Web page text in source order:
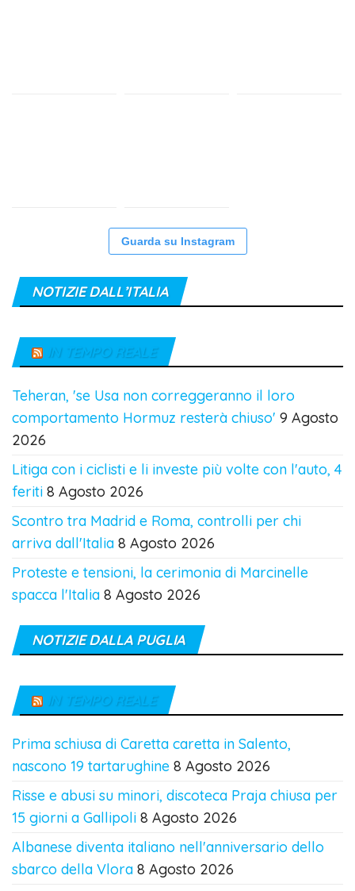
Guarda su Instagram
NOTIZIE DALL’ITALIA
IN TEMPO REALE
Teheran, 'se Usa non correggeranno il loro
comportamento Hormuz resterà chiuso' 9 Agosto
2026
Litiga con i ciclisti e li investe più volte con l'auto, 4
feriti 8 Agosto 2026
Scontro tra Madrid e Roma, controlli per chi
arriva dall'Italia 8 Agosto 2026
Proteste e tensioni, la cerimonia di Marcinelle
spacca l'Italia 8 Agosto 2026
NOTIZIE DALLA PUGLIA
IN TEMPO REALE
Prima schiusa di Caretta caretta in Salento,
nascono 19 tartarughine 8 Agosto 2026
Risse e abusi su minori, discoteca Praja chiusa per
15 giorni a Gallipoli 8 Agosto 2026
Albanese diventa italiano nell'anniversario dello
sbarco della Vlora 8 Agosto 2026